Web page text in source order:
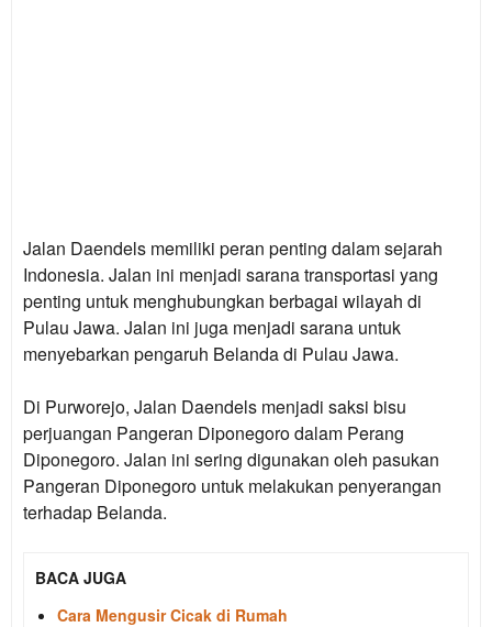
Jalan Daendels memiliki peran penting dalam sejarah
Indonesia. Jalan ini menjadi sarana transportasi yang
penting untuk menghubungkan berbagai wilayah di
Pulau Jawa. Jalan ini juga menjadi sarana untuk
menyebarkan pengaruh Belanda di Pulau Jawa.
Di Purworejo, Jalan Daendels menjadi saksi bisu
perjuangan Pangeran Diponegoro dalam Perang
Diponegoro. Jalan ini sering digunakan oleh pasukan
Pangeran Diponegoro untuk melakukan penyerangan
terhadap Belanda.
BACA JUGA
Cara Mengusir Cicak di Rumah